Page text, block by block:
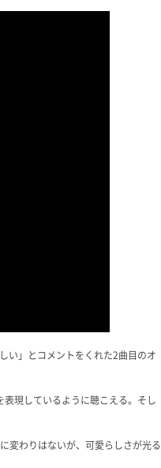
い」とコメントをくれた2曲目のオ
現しているように聴こえる。そし
変わりはないが、可愛らしさが光る